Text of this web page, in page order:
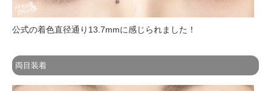
公式の着色直径通り13.7mmに感じられました！
両目装着